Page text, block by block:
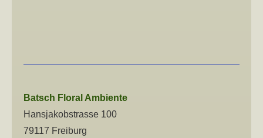
Batsch Floral Ambiente
Hansjakobstrasse 100
79117 Freiburg